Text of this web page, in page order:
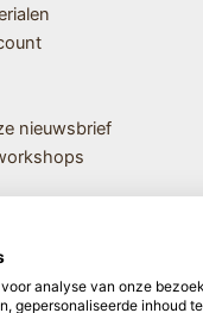
nieuwsbrief
PRODUCTEN
analyse van onze
gepersonaliseerde inhoud